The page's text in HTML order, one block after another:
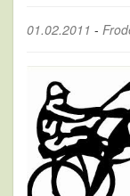
01.02.2011 -